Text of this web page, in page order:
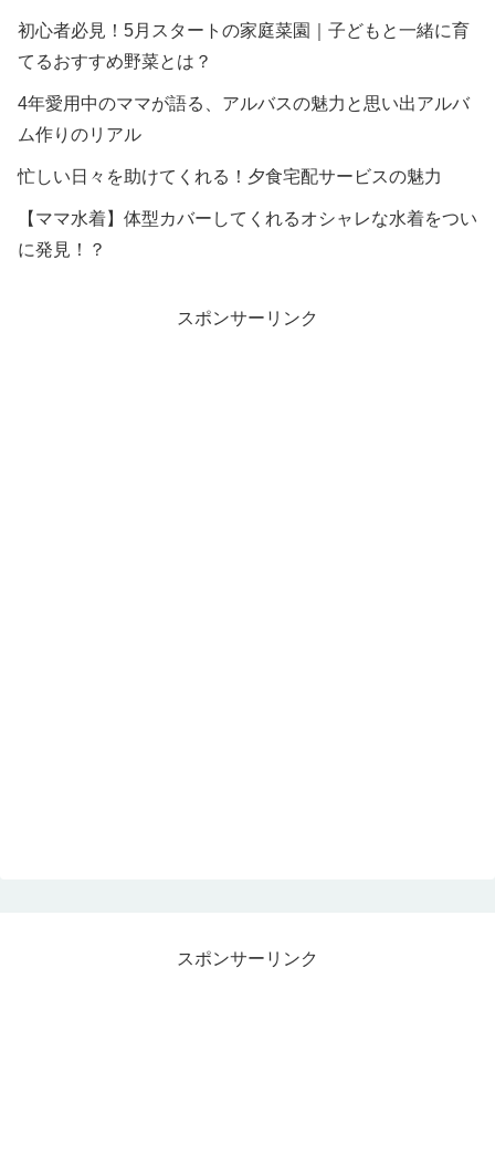
初心者必見！5月スタートの家庭菜園｜子どもと一緒に育
てるおすすめ野菜とは？
4年愛用中のママが語る、アルバスの魅力と思い出アルバ
ム作りのリアル
忙しい日々を助けてくれる！夕食宅配サービスの魅力
【ママ水着】体型カバーしてくれるオシャレな水着をつい
に発見！？
スポンサーリンク
スポンサーリンク